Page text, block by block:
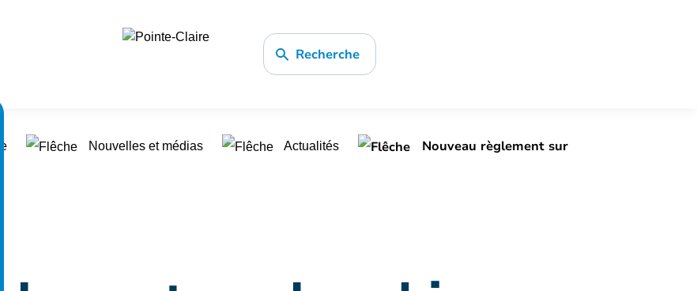
Recherche
Nouvelles et médias Actualités
Nouveau règlement sur